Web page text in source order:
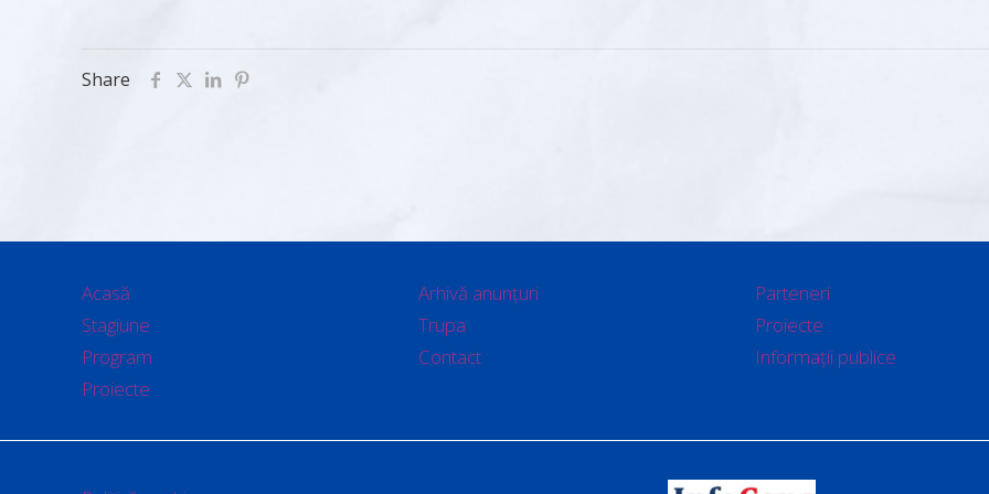
Share
Acasă
Stagiune
Program
Proiecte
Arhivă anunțuri
Trupa
Contact
Parteneri
Proiecte
Informații publice